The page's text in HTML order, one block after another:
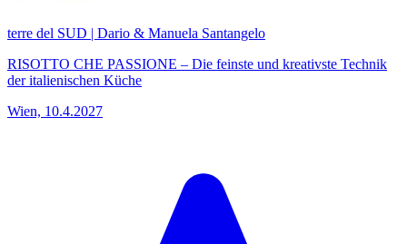
terre del SUD | Dario & Manuela Santangelo
RISOTTO CHE PASSIONE – Die feinste und kreativste Technik
der italienischen Küche
Wien, 10.4.2027